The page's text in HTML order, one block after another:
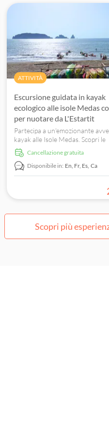
tempo libero per esplorare da
ATTIVITÀ
Escursione guidata in kayak
ecologico alle isole Medas
per nuotare da L'Estartit
Partecipa a un'emozionante
kayak alle Isole Medas. Scopri le
meraviglie sottomarine e
bellezza della natura. Prenota
Cancellazione gratuita
Disponibile in: En, Fr, Es, Ca
Scopri più